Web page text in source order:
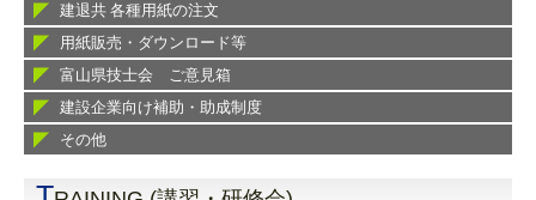
建退共 各種用紙の注文
用紙販売・ダウンロード等
富山県技士会 ご意見箱
建設企業向け補助・助成制度
その他